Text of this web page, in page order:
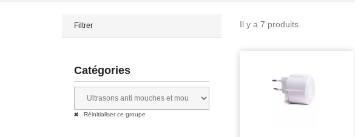
Filtrer
Catégories
Réinitialiser ce groupe
Il y a 7 produits.